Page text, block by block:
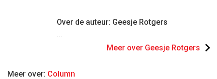
Over de auteur: Geesje Rotgers
Meer over Geesje Rotgers
Meer over: Column